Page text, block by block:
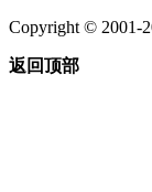
Copyright © 2001-
返回顶部